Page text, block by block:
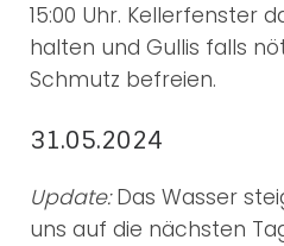
15:00 Uhr. Kellerfenster
halten und Gullis falls
Schmutz befreien.
31.05.2024
Update:Das Wasser
uns auf die nächsten